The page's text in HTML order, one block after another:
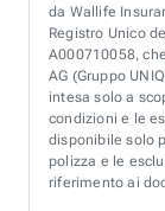
da Wallife
Registro Unico
A000710058,
AG (Gruppo
intesa solo a
condizioni e le
disponibile solo
polizza e le
riferimento ai